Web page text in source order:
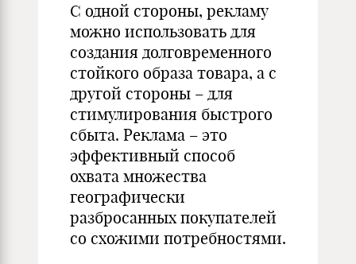
С одной стороны, рекламу
можно использовать для
создания долговременного
стойкого образа товара, а с
другой стороны – для
стимулирования быстрого
сбыта. Реклама – это
эффективный способ
охвата множества
географически
разбросанных покупателей
со схожими потребностями.